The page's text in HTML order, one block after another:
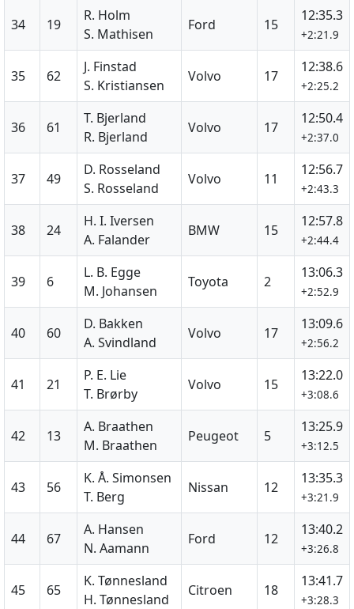
34 19
R. Holm
S. Mathisen
Ford 15
12:35.3
+2:21.9
35 62
J. Finstad
S. Kristiansen
Volvo 17
12:38.6
+2:25.2
36 61
T. Bjerland
R. Bjerland
Volvo 17
12:50.4
+2:37.0
37 49
D. Rosseland
S. Rosseland
Volvo 11
12:56.7
+2:43.3
38 24
H. I. Iversen
A. Falander
BMW 15
12:57.8
+2:44.4
39 6
L. B. Egge
M. Johansen
Toyota 2
13:06.3
+2:52.9
40 60
D. Bakken
A. Svindland
Volvo 17
13:09.6
+2:56.2
41 21
P. E. Lie
T. Brørby
Volvo 15
13:22.0
+3:08.6
42 13
A. Braathen
M. Braathen
Peugeot 5
13:25.9
+3:12.5
43 56
K. Å. Simonsen
T. Berg
Nissan 12
13:35.3
+3:21.9
44 67
A. Hansen
N. Aamann
Ford 12
13:40.2
+3:26.8
45 65
K. Tønnesland
H. Tønnesland
Citroen 18
13:41.7
+3:28.3